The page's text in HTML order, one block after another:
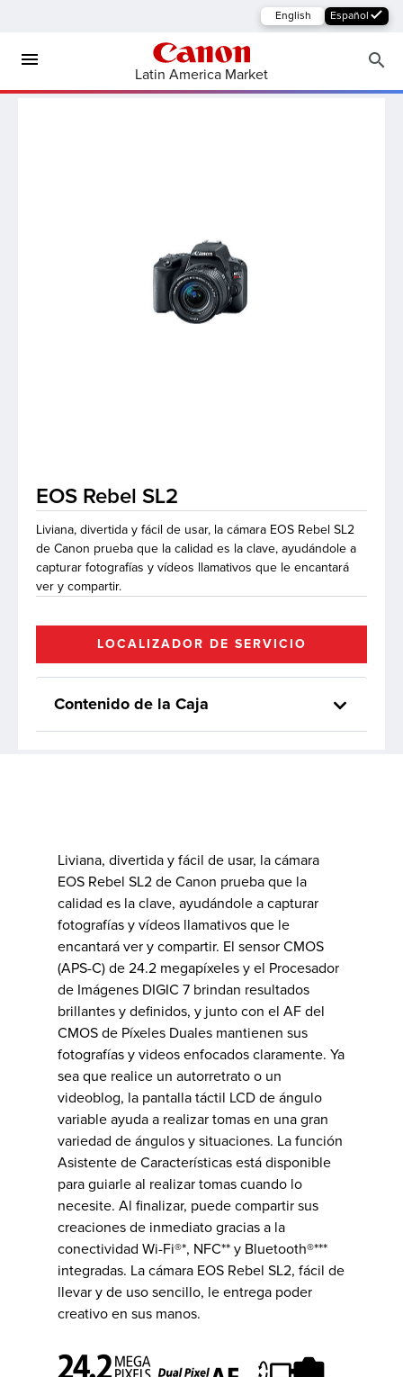
English Español
Latin America Market
EOS Rebel SL2
Liviana, divertida y fácil de usar, la cámara EOS Rebel SL2
de Canon prueba que la calidad es la clave, ayudándole a
capturar fotografías y vídeos llamativos que le encantará
ver y compartir.
LOCALIZADOR DE SERVICIO
Contenido de la Caja
Liviana, divertida y fácil de usar, la cámara
EOS Rebel SL2 de Canon prueba que la
calidad es la clave, ayudándole a capturar
fotografías y vídeos llamativos que le
encantará ver y compartir. El sensor CMOS
(APS-C) de 24.2 megapíxeles y el Procesador
de Imágenes DIGIC 7 brindan resultados
brillantes y definidos, y junto con el AF del
CMOS de Píxeles Duales mantienen sus
fotografías y videos enfocados claramente. Ya
sea que realice un autorretrato o un
videoblog, la pantalla táctil LCD de ángulo
variable ayuda a realizar tomas en una gran
variedad de ángulos y situaciones. La función
Asistente de Características está disponible
para guiarle al realizar tomas cuando lo
necesite. Al finalizar, puede compartir sus
creaciones de inmediato gracias a la
conectividad Wi-Fi®*, NFC** y Bluetooth®***
integradas. La cámara EOS Rebel SL2, fácil de
llevar y de uso sencillo, le entrega poder
creativo en sus manos.